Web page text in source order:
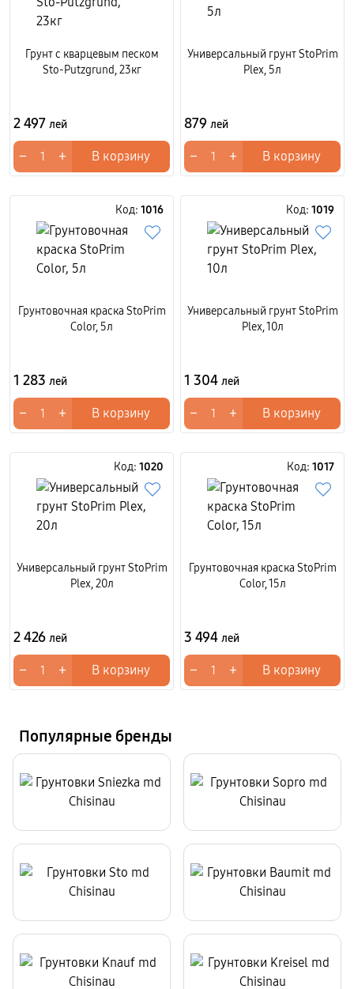
Грунт с кварцевым песком
Sto-Putzgrund, 23кг
2 497 лей
− + В корзину
Универсальный грунт StoPrim
Plex, 5л
879 лей
− + В корзину
Код: 1016
Грунтовочная краска StoPrim
Color, 5л
1 283 лей
− + В корзину
Код: 1019
Универсальный грунт StoPrim
Plex, 10л
1 304 лей
− + В корзину
Код: 1020
Универсальный грунт StoPrim
Plex, 20л
2 426 лей
− + В корзину
Код: 1017
Грунтовочная краска StoPrim
Color, 15л
3 494 лей
− + В корзину
Популярные бренды